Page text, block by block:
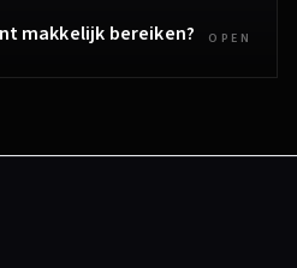
makkelijk bereiken? OPEN